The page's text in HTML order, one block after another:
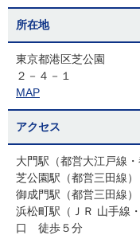
所在地
東京都港区芝公園
２－４－１
MAP
アクセス
大門駅（都営大江戸線
芝公園駅（都営三田
御成門駅（都営三田
浜松町駅（ＪＲ 山手線
口 徒歩５分